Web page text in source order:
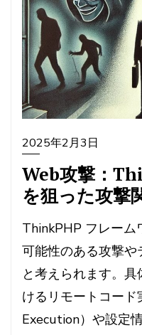
2025年2月3日
Web攻撃：
を狙った攻撃
ThinkPHP フレーム
可能性のある攻撃
と考えられます。
けるリモートコー
Execution）や設定